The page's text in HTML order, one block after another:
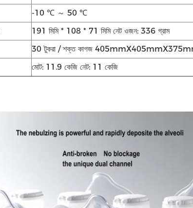
-10 ℃ ～ 50 ℃
191 মিমি * 108 * 71 মিমি নেট ওজন: 336 গ্রাম
30 টুকরা / শক্ত কাগজ
মোট: 11.9 কেজি নেট: 11 কেজি